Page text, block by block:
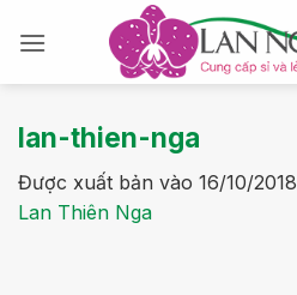
qua
lan-thien-nga
Được xuất bản vào 16/10/2018
Lan Thiên Nga